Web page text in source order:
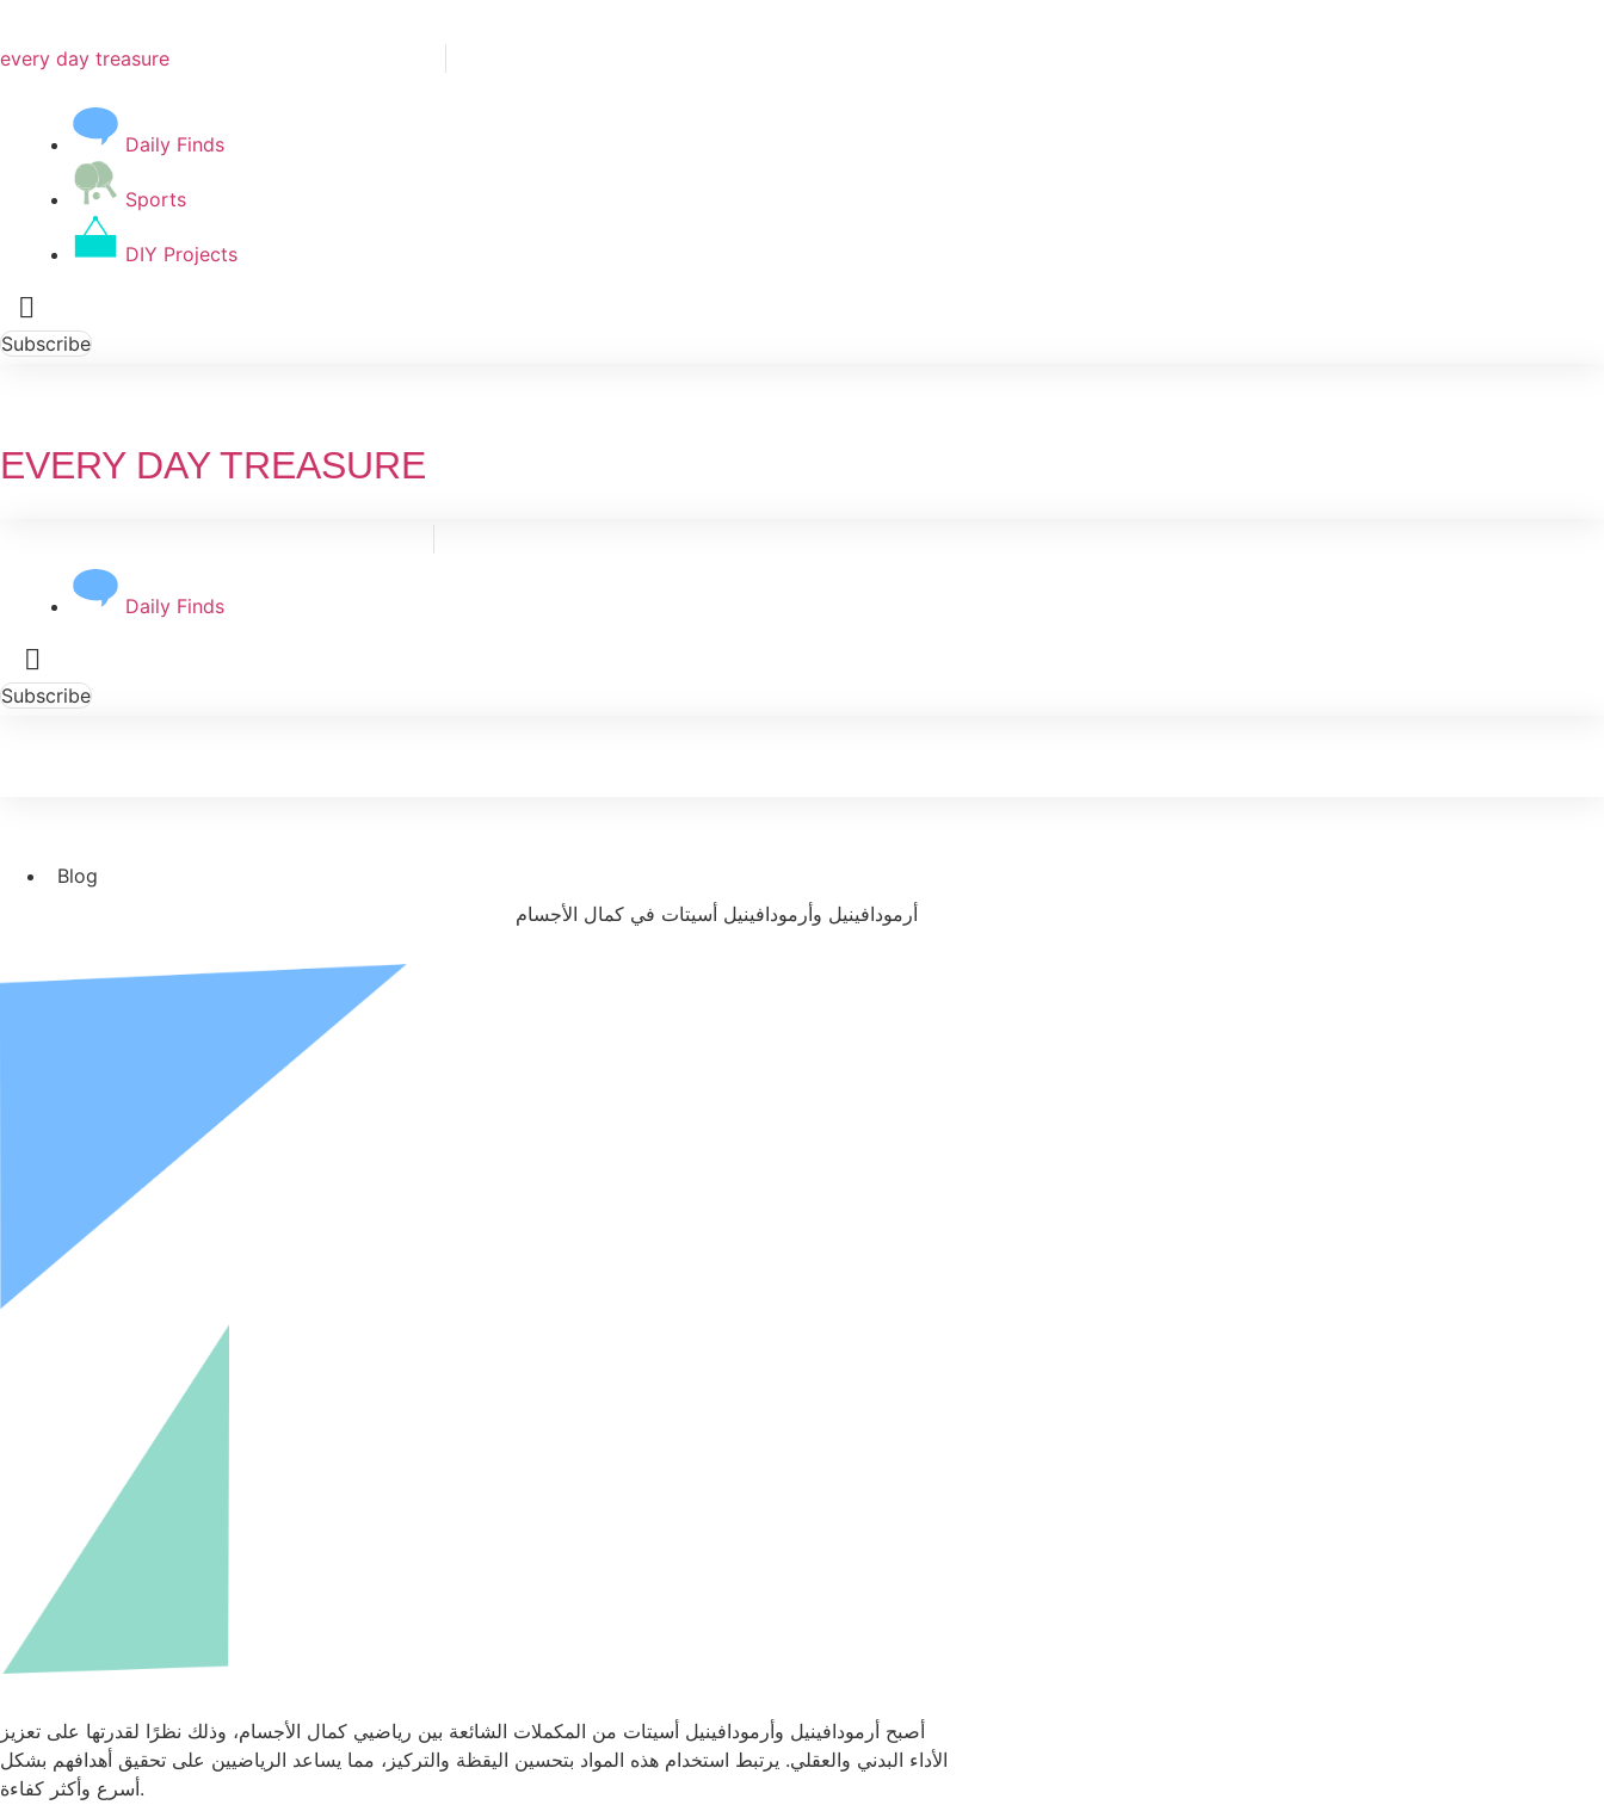
content
every day treasure
Daily Finds
Sports
DIY Projects
Subscribe
EVERY DAY TREASURE
Daily Finds
Subscribe
Blog
أرمودافينيل وأرمودافينيل أسيتات في كمال الأجسام
أصبح أرمودافينيل وأرمودافينيل أسيتات من المكملات الشائعة بين رياضيي كمال الأجسام، وذلك نظرًا لقدرتها على تعزيز
الأداء البدني والعقلي. يرتبط استخدام هذه المواد بتحسين اليقظة والتركيز، مما يساعد الرياضيين على تحقيق أهدافهم بشكل
أسرع وأكثر كفاءة.